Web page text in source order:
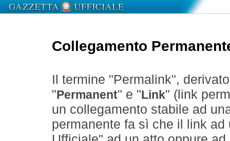
Collegamento
Il termine "Permalink",
" Permanent" e " Link" (link
un collegamento stabile ad
permanente fa sì che il link